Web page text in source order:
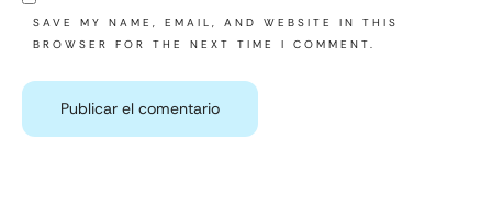
SAVE MY NAME, EMAIL, AND WEBSITE IN THIS
BROWSER FOR THE NEXT TIME I COMMENT.